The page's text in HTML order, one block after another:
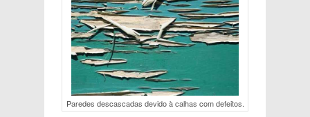
Paredes descascadas devido à calhas com defeitos.